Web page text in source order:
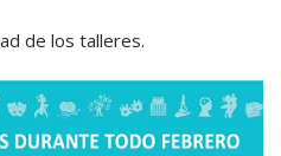
de los talleres.